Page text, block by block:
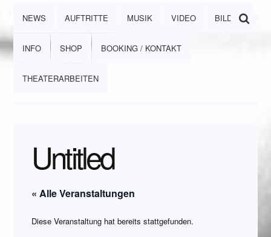
NEWS AUFTRITTE MUSIK VIDEO BILDER
INFO SHOP BOOKING / KONTAKT
THEATERARBEITEN
Untitled
« Alle Veranstaltungen
Diese Veranstaltung hat bereits stattgefunden.